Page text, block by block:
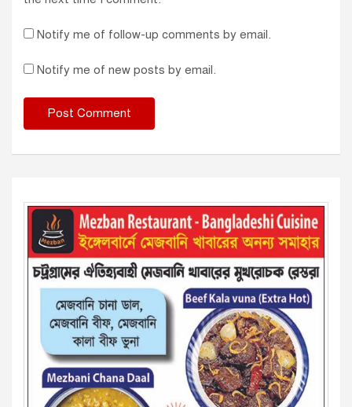
Notify me of follow-up comments by email.
Notify me of new posts by email.